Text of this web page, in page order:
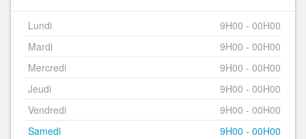
Lundi
9H00 - 00H00
Mardi
9H00 - 00H00
Mercredi
9H00 - 00H00
Jeudi
9H00 - 00H00
Vendredi
9H00 - 00H00
Samedi
9H00 - 00H00